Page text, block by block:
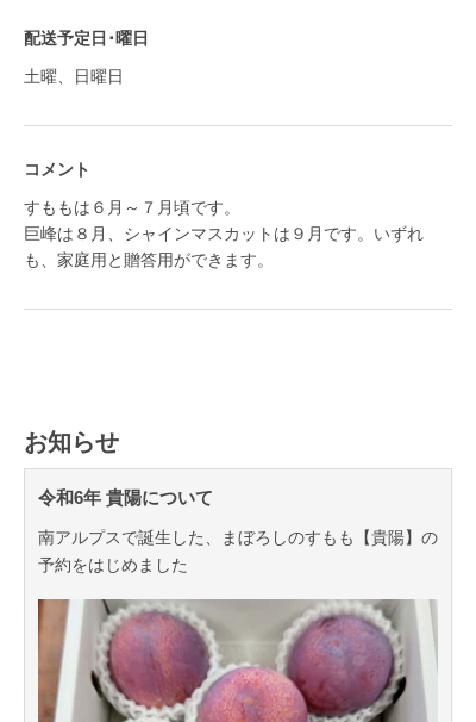
配送予定日･曜日
土曜、日曜日
コメント
すももは６月～７月頃です。
巨峰は８月、シャインマスカットは９月です。いずれ
も、家庭用と贈答用ができます。
お知らせ
令和6年 貴陽について
南アルプスで誕生した、まぼろしのすもも【貴陽】の
予約をはじめました